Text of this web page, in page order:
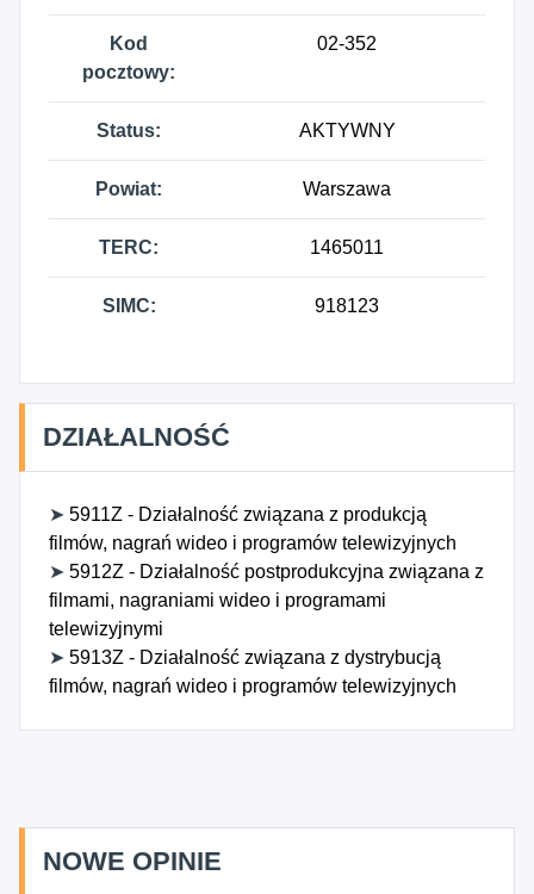
Kod
pocztowy:
02-352
Status: AKTYWNY
Powiat: Warszawa
TERC: 1465011
SIMC: 918123
DZIAŁALNOŚĆ
➤ 5911Z - Działalność związana z produkcją
filmów, nagrań wideo i programów telewizyjnych
➤ 5912Z - Działalność postprodukcyjna związana z
filmami, nagraniami wideo i programami
telewizyjnymi
➤ 5913Z - Działalność związana z dystrybucją
filmów, nagrań wideo i programów telewizyjnych
NOWE OPINIE